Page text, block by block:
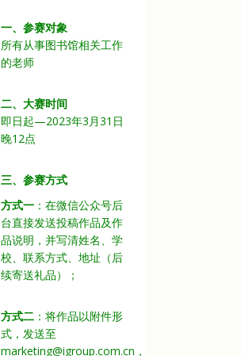
一、参赛对象
所有从事图书馆相关工作
的老师
二、大赛时间
即日起—2023年3月31日
晚12点
三、参赛方式
方式一 ：在微信公众号后
台直接发送投稿作品及作
品说明，并写清姓名、学
校、联系方式、地址（后
续寄送礼品）；
方式二 ：将作品以附件形
式，发送至
marketing@igroup.com.cn，